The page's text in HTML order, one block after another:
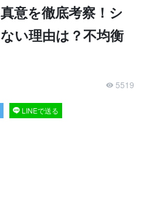
意を徹底考察！シ
い理由は？不均衡
5519
LINEで送る